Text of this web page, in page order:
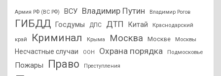
Армия РФ (ВС РФ) ВСУ Владимир Путин Владимир Рогов
ГИБДД Госдумы ДПС ДТП Китай Краснодарский
край Криминал Крыма Москва Москве Москвы
Несчастные случаи ООН Охрана порядка Подмосковье
Пожары Право Преступления